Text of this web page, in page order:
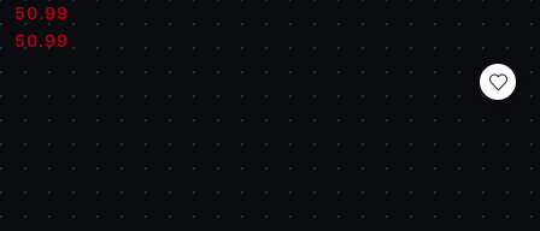
Cena:
50.99
Cena:
50.99